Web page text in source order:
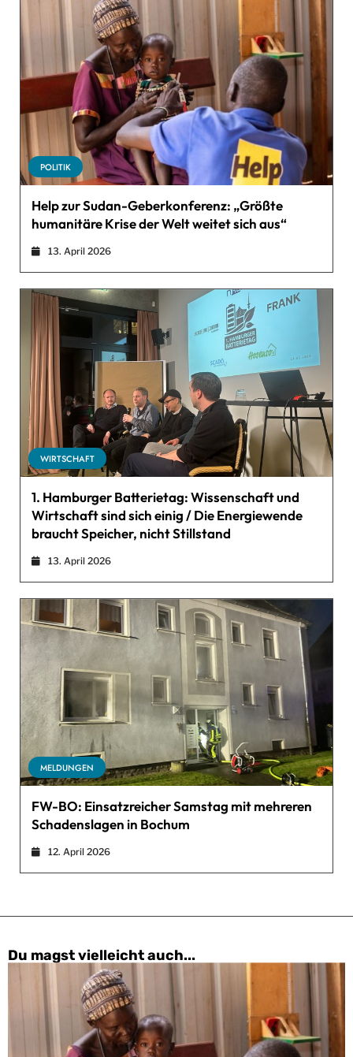
POLITIK
Help zur Sudan-Geberkonferenz: „Größte
humanitäre Krise der Welt weitet sich aus“
13. April 2026
WIRTSCHAFT
1. Hamburger Batterietag: Wissenschaft und
Wirtschaft sind sich einig / Die Energiewende
braucht Speicher, nicht Stillstand
13. April 2026
MELDUNGEN
FW-BO: Einsatzreicher Samstag mit mehreren
Schadenslagen in Bochum
12. April 2026
Du magst vielleicht auch...